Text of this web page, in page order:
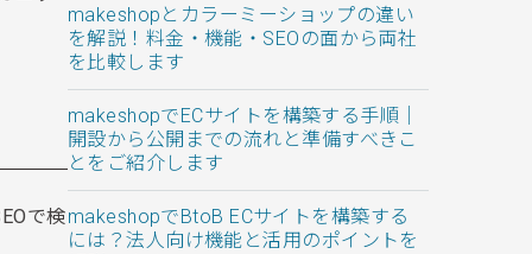
で検
makeshopとカラーミーショップの違い
を解説！料金・機能・SEOの面から両社
を比較します
makeshopでECサイトを構築する手順｜
開設から公開までの流れと準備すべきこ
とをご紹介します
makeshopでBtoB ECサイトを構築する
には？法人向け機能と活用のポイントを